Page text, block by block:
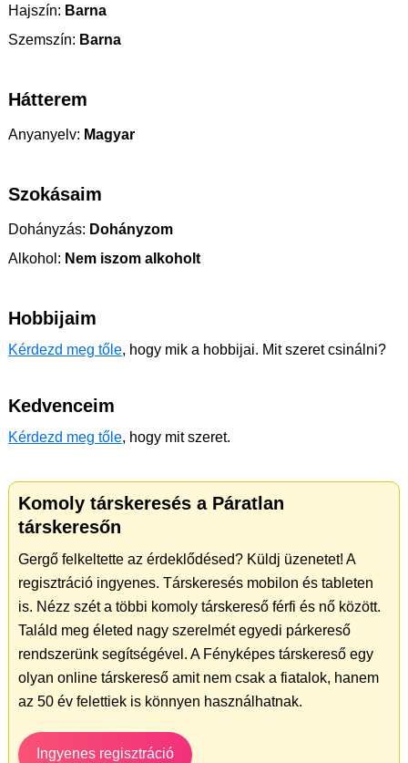
Hajszín: Barna
Szemszín: Barna
Hátterem
Anyanyelv: Magyar
Szokásaim
Dohányzás: Dohányzom
Alkohol: Nem iszom alkoholt
Hobbijaim
Kérdezd meg tőle, hogy mik a hobbijai. Mit szeret csinálni?
Kedvenceim
Kérdezd meg tőle, hogy mit szeret.
Komoly társkeresés a Páratlan
társkeresőn
Gergő felkeltette az érdeklődésed? Küldj üzenetet! A
regisztráció ingyenes. Társkeresés mobilon és tableten
is. Nézz szét a többi komoly társkereső férfi és nő között.
Találd meg életed nagy szerelmét egyedi párkereső
rendszerünk segítségével. A Fényképes társkereső egy
olyan online társkereső amit nem csak a fiatalok, hanem
az 50 év felettiek is könnyen használhatnak.
Ingyenes regisztráció